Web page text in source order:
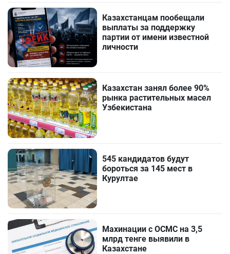
Казахстанцам пообещали
выплаты за поддержку
партии от имени известной
личности
Казахстан занял более 90%
рынка растительных масел
Узбекистана
545 кандидатов будут
бороться за 145 мест в
Курултае
Махинации с ОСМС на 3,5
млрд тенге выявили в
Казахстане